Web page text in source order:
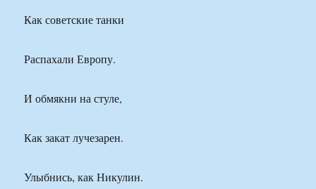
Как советские танки
Распахали Европу.
И обмякни на стуле,
Как закат лучезарен.
Улыбнись, как Никулин.